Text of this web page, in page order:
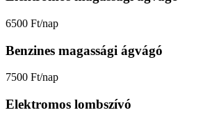
6500 Ft/nap
Benzines magassági ágvágó
7500 Ft/nap
Elektromos lombszívó